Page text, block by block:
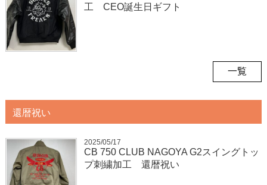
工 CEO誕生日ギフト
一覧
還暦祝い
2025/05/17
CB 750 CLUB NAGOYA G2スイングトッ
プ刺繍加工 還暦祝い